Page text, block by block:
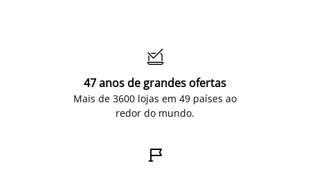

47 anos de grandes ofertas
Mais de 3600 lojas em 49 países ao
redor do mundo.
